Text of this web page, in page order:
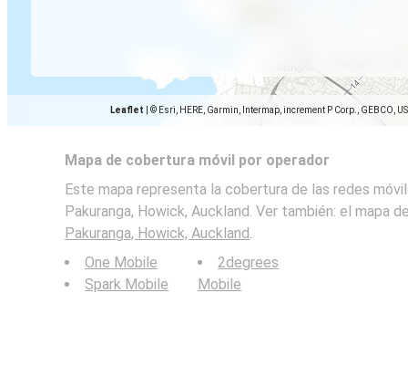
Leaflet © Esri, HERE, Garmin, Intermap, increment P Corp., GEBCO,
Mapa de cobertura móvil por operador
Este mapa representa la cobertura de las redes
Pakuranga, Howick, Auckland. Ver también: el mapa
Pakuranga, Howick, Auckland.
One Mobile
Spark Mobile
2degrees
Mobile